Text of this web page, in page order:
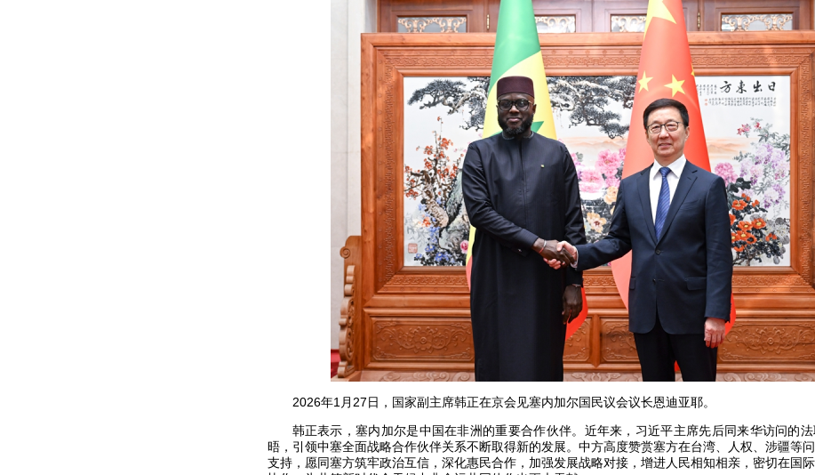
2026年1月27日，国家副主席韩正在京会见塞内加尔国民议会议长恩迪亚耶。
韩正表示，塞内加尔是中国在非洲的重要合作伙伴。近年来，习近平主席先后同来华访问的
晤，引领中塞全面战略合作伙伴关系不断取得新的发展。中方高度赞赏塞方在台湾、人权、涉疆等
支持，愿同塞方筑牢政治互信，深化惠民合作，加强发展战略对接，增进人民相知相亲，密切在国